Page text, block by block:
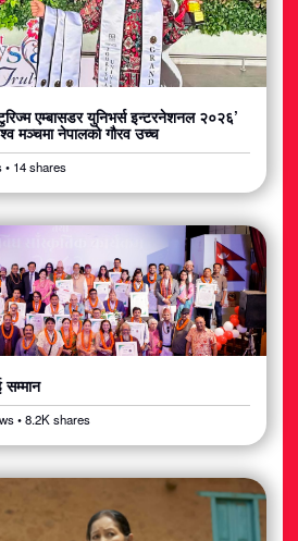
एम्बासडर युनिभर्स इन्टरनेशनल २०२६’
मञ्चमा नेपालको गौरव उच्च
• 14 shares
• 8.2K shares